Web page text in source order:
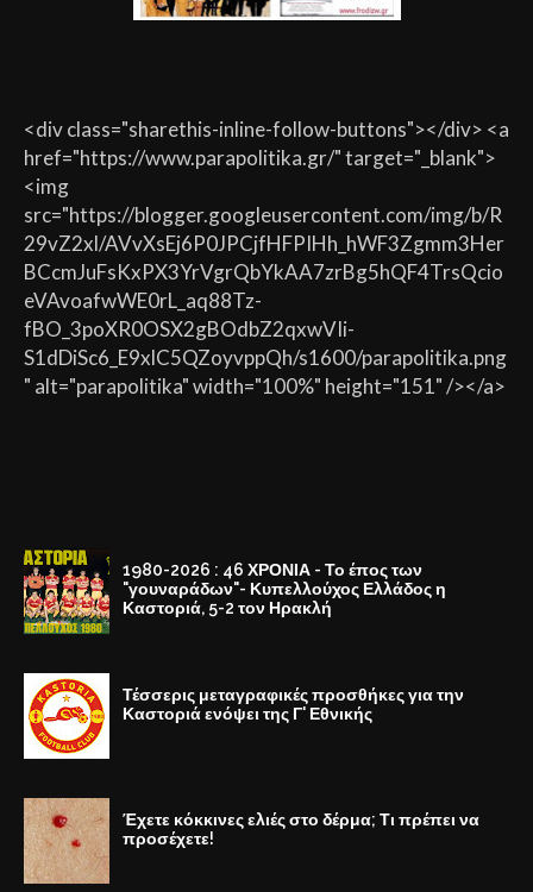
<div class="sharethis-inline-follow-buttons"></div> <a
href="https://www.parapolitika.gr/" target="_blank">
<img
src="https://blogger.googleusercontent.com/img/b/R
29vZ2xl/AVvXsEj6P0JPCjfHFPIHh_hWF3Zgmm3Her
BCcmJuFsKxPX3YrVgrQbYkAA7zrBg5hQF4TrsQcio
eVAvoafwWE0rL_aq88Tz-
fBO_3poXR0OSX2gBOdbZ2qxwVIi-
S1dDiSc6_E9xlC5QZoyvppQh/s1600/parapolitika.png
" alt="parapolitika" width="100%" height="151" /></a>
1980-2026 : 46 ΧΡΟΝΙΑ - Το έπος των
"γουναράδων"- Κυπελλούχος Ελλάδος η
Καστοριά, 5-2 τον Ηρακλή
Τέσσερις μεταγραφικές προσθήκες για την
Καστοριά ενόψει της Γ' Εθνικής
Έχετε κόκκινες ελιές στο δέρμα; Τι πρέπει να
προσέχετε!